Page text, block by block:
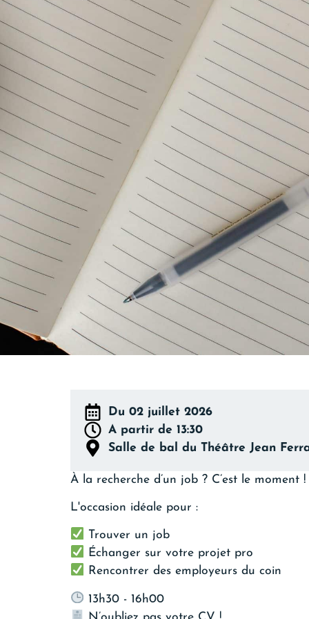
Du 02 juillet 2026
A partir de 13:30
Salle de bal du Théâtre Jean
À la recherche d’un job ? C’est le moment !
L'occasion idéale pour :
Trouver un job
Échanger sur votre projet pro
Rencontrer des employeurs du coin
13h30 - 16h00